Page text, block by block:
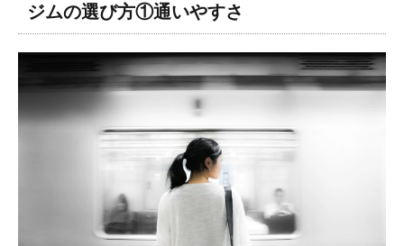
ジムの選び方①通いやすさ